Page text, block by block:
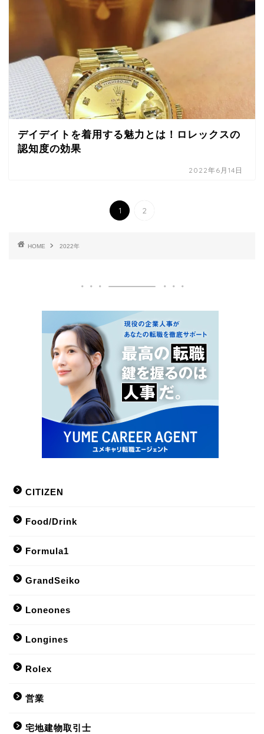
デイデイトを着用する魅力とは！ロレックスの
認知度の効果
2022年6月14日
1 2
HOME 2022年
CITIZEN
Food/Drink
Formula1
GrandSeiko
Loneones
Longines
Rolex
営業
宅地建物取引士